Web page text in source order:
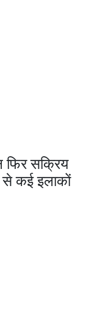
फिर सक्रिय
कई इलाकों